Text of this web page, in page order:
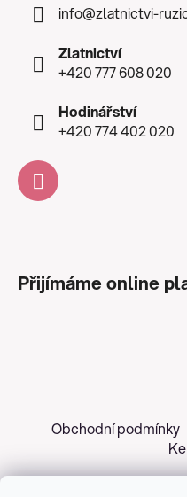
info@zlatnictvi-
Zlatnictví
+420 777 608 020
Hodinářství
+420 774 402 020
Přijímáme online
Obchodní podmínky